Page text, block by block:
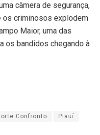
câmera de segurança,
os criminosos explodem
Maior, uma das
os bandidos chegando à
Confronto Piauí